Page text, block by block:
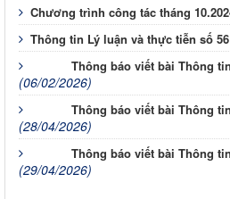
Chương trình công tác tháng
Thông tin Lý luận và thực tiễn số 56
Thông báo viết bài Thông
(06/02/2026)
Thông báo viết bài Thông
(28/04/2026)
Thông báo viết bài Thông
(29/04/2026)